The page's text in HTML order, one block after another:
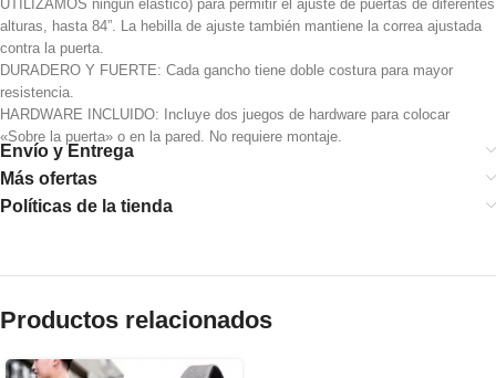
UTILIZAMOS ningún elástico) para permitir el ajuste de puertas de diferentes
alturas, hasta 84”. La hebilla de ajuste también mantiene la correa ajustada
contra la puerta.
DURADERO Y FUERTE: Cada gancho tiene doble costura para mayor
resistencia.
HARDWARE INCLUIDO: Incluye dos juegos de hardware para colocar
«Sobre la puerta» o en la pared. No requiere montaje.
Envío y Entrega
Más ofertas
Políticas de la tienda
Productos relacionados